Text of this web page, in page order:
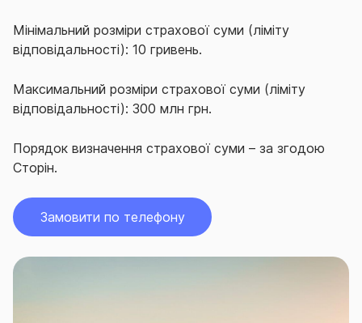
Мінімальний розміри страхової суми (ліміту
відповідальності): 10 гривень.
Максимальний розміри страхової суми (ліміту
відповідальності): 300 млн грн.
Порядок визначення страхової суми – за згодою
Сторін.
Замовити по телефону